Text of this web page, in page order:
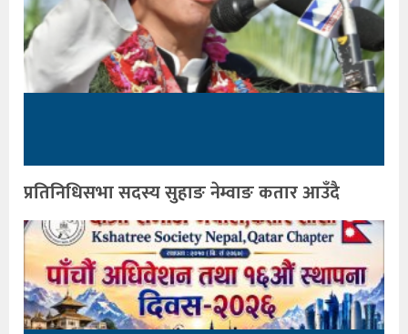
प्रतिनिधिसभा सदस्य सुहाङ नेम्वाङ कतार आउँदै